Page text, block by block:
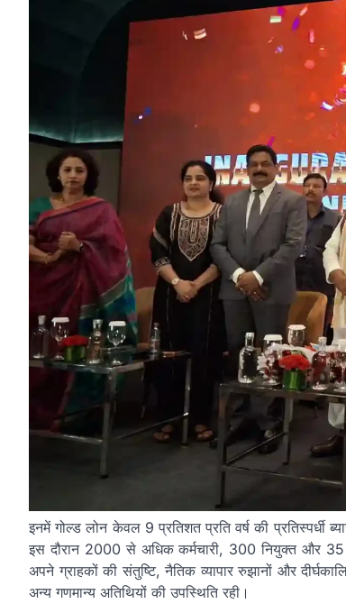
इनमें गोल्ड लोन केवल 9 प्रतिशत प्रति वर्ष की
इस दौरान 2000 से अधिक कर्मचारी, 300 नियुक्त और
अपने ग्राहकों की संतुष्टि, नैतिक व्यापार रुझानों और
अन्य गणमान्य अतिथियों की उपस्थिति रही।